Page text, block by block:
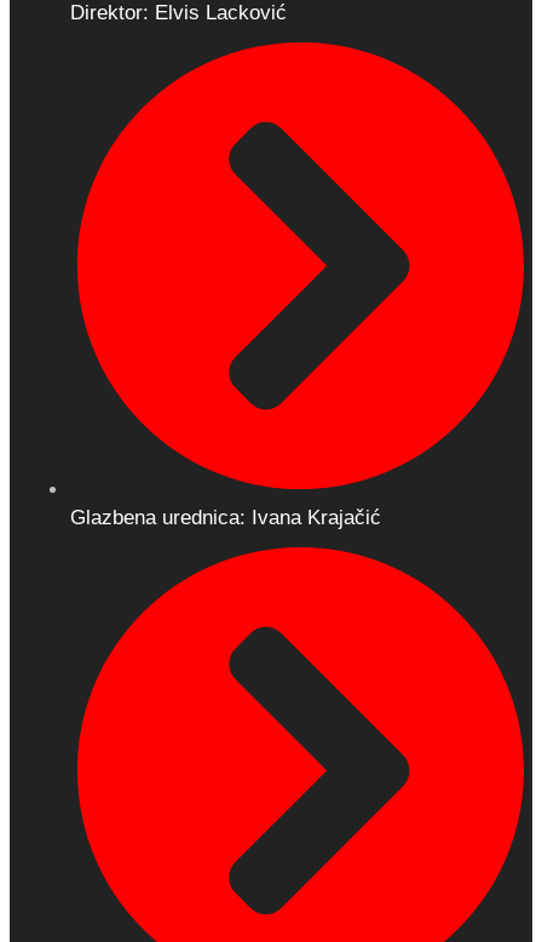
Direktor: Elvis Lacković
Glazbena urednica: Ivana Krajačić